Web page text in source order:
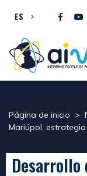
ES
Página de inicio >
Mariúpol,
Desarrollo